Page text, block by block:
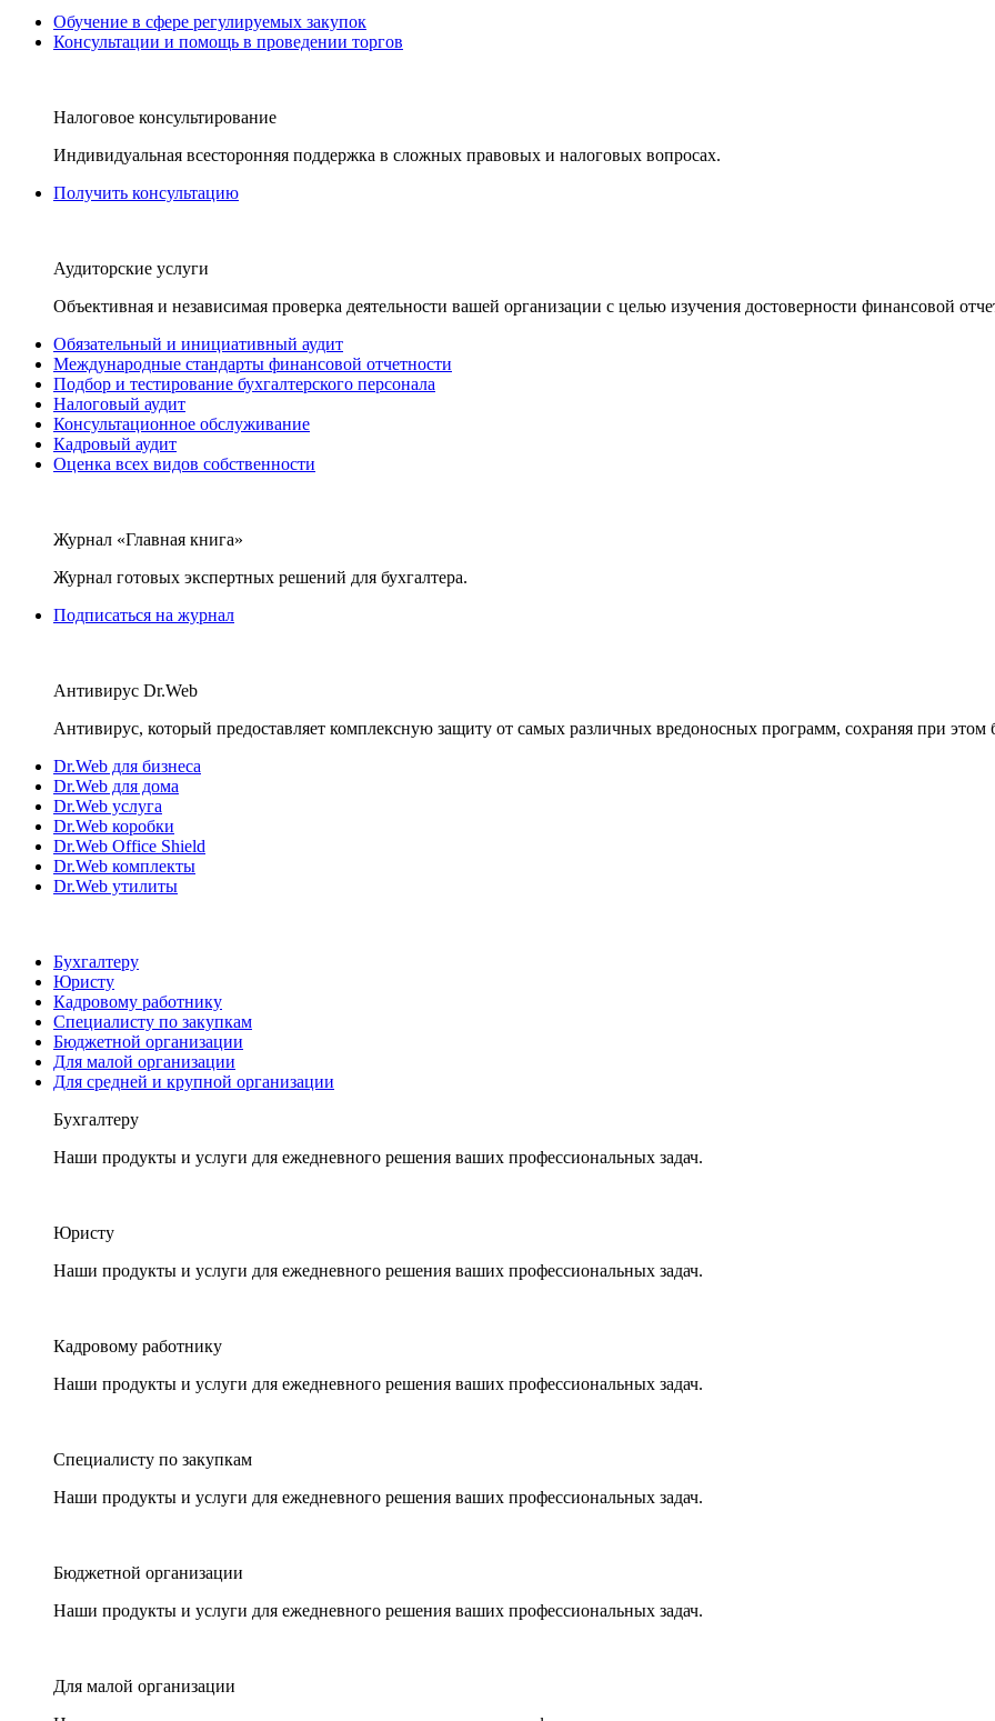
Обучение в сфере регулируемых закупок
Консультации и помощь в проведении торгов
Налоговое консультирование
Индивидуальная всесторонняя поддержка в сложных правовых и налоговых вопросах.
Получить консультацию
Аудиторские услуги
Объективная и независимая проверка деятельности вашей организации с целью изучения достоверности финансовой
Обязательный и инициативный аудит
Международные стандарты финансовой отчетности
Подбор и тестирование бухгалтерского персонала
Налоговый аудит
Консультационное обслуживание
Кадровый аудит
Оценка всех видов собственности
Журнал «Главная книга»
Журнал готовых экспертных решений для бухгалтера.
Подписаться на журнал
Антивирус Dr.Web
Антивирус, который предоставляет комплексную защиту от самых различных вредоносных программ, сохраняя при этом
Dr.Web для бизнеса
Dr.Web для дома
Dr.Web услуга
Dr.Web коробки
Dr.Web Office Shield
Dr.Web комплекты
Dr.Web утилиты
Бухгалтеру
Юристу
Кадровому работнику
Специалисту по закупкам
Бюджетной организации
Для малой организации
Для средней и крупной организации
Бухгалтеру
Наши продукты и услуги для ежедневного решения ваших профессиональных задач.
Юристу
Наши продукты и услуги для ежедневного решения ваших профессиональных задач.
Кадровому работнику
Наши продукты и услуги для ежедневного решения ваших профессиональных задач.
Специалисту по закупкам
Наши продукты и услуги для ежедневного решения ваших профессиональных задач.
Бюджетной организации
Наши продукты и услуги для ежедневного решения ваших профессиональных задач.
Для малой организации